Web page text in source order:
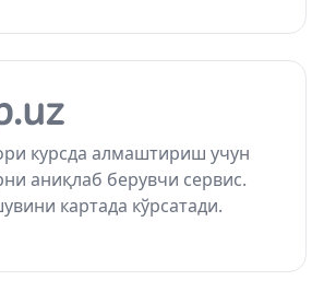
курсда алмаштириш учун
аниқлаб берувчи сервис.
картада кўрсатади.